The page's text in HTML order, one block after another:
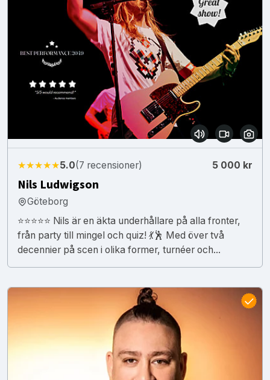
★★★★★5.0(7 recensioner) 5 000 kr
Nils Ludwigson
Göteborg
⭐⭐⭐⭐⭐ Nils är en äkta underhållare på alla fronter,
från party till mingel och quiz! 💃🕺 Med över två
decennier på scen i olika former, turnéer och...